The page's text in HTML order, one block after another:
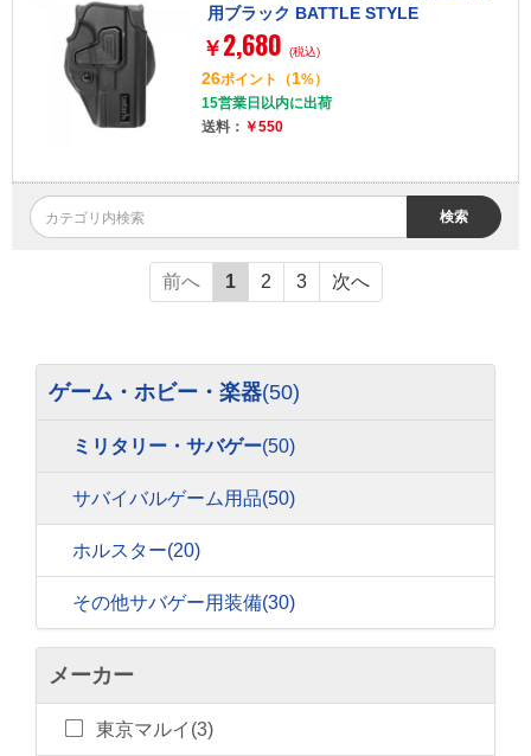
用ブラック BATTLE STYLE
￥ 2,680 (税込)
26ポイント （1%）
15営業日以内に出荷
送料： ￥550
検索
前へ 1 2 3 次へ
ゲーム・ホビー・楽器(50)
ミリタリー・サバゲー(50)
サバイバルゲーム用品(50)
ホルスター(20)
その他サバゲー用装備(30)
メーカー
東京マルイ(3)